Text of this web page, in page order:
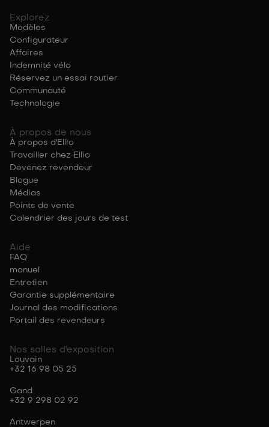
Explorez
Modèles
Configurateur
Affaires
Indemnité vélo
Réservez un essai routier
Communauté
Technologie
À propos de nous
À propos d'Ellio
Travailler chez Ellio
Devenez revendeur
Blogue
Médias
Points de vente
Calendrier des jours de test
Aide
FAQ
manuel
Entretien
Garantie supplémentaire
Journal des modifications
Portail des revendeurs
Nos salles d'exposition
Louvain
+32 16 98 05 25
Gand
+32 9 298 02 92
Antwerpen